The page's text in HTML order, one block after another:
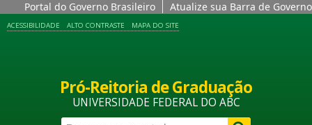
Portal do Governo Brasileiro Atualize sua Barra de Governo
ACESSIBILIDADE ALTO CONTRASTE MAPA DO SITE
Pró-Reitoria de Graduação
UNIVERSIDADE FEDERAL DO ABC